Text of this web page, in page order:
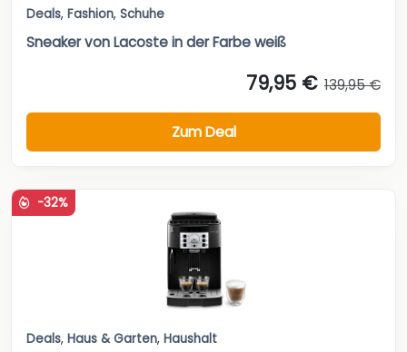
Deals, Fashion, Schuhe
Sneaker von Lacoste in der Farbe weiß
79,95 € 139,95 €
Zum Deal
-32%
Deals, Haus & Garten, Haushalt